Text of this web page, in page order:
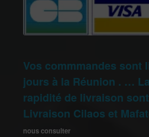
Vos commmandes sont
jours à la Réunion . …
rapidité de livraison
Livraison Cilaos et
nous consulter